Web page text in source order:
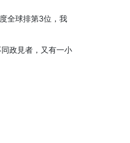
全球排第3位，我
政見者，又有一小